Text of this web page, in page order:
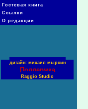
Гостевая книга
Ссылки
О редакции
дизайн: михаил мырсин
Поддержка
Raggio Studio